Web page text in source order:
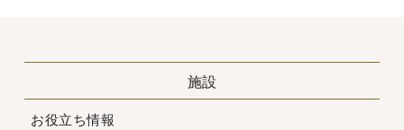
施設
お役立ち情報